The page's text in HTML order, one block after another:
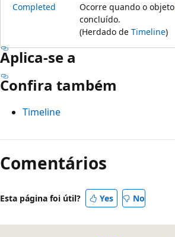
Completed Ocorre quando o objeto
concluído.
(Herdado de Timeline)
Aplica-se a
Confira também
Timeline
Comentários
Esta página foi útil? Yes No